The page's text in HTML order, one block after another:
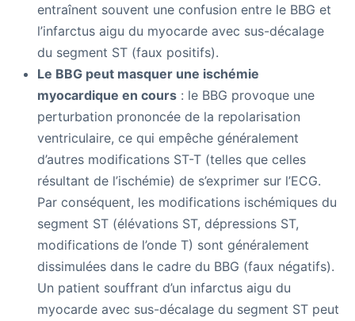
entraînent souvent une confusion entre le BBG et
l’infarctus aigu du myocarde avec sus-décalage
du segment ST (faux positifs).
Le BBG peut masquer une ischémie
myocardique en cours : le BBG provoque une
perturbation prononcée de la repolarisation
ventriculaire, ce qui empêche généralement
d’autres modifications ST-T (telles que celles
résultant de l’ischémie) de s’exprimer sur l’ECG.
Par conséquent, les modifications ischémiques du
segment ST (élévations ST, dépressions ST,
modifications de l’onde T) sont généralement
dissimulées dans le cadre du BBG (faux négatifs).
Un patient souffrant d’un infarctus aigu du
myocarde avec sus-décalage du segment ST peut